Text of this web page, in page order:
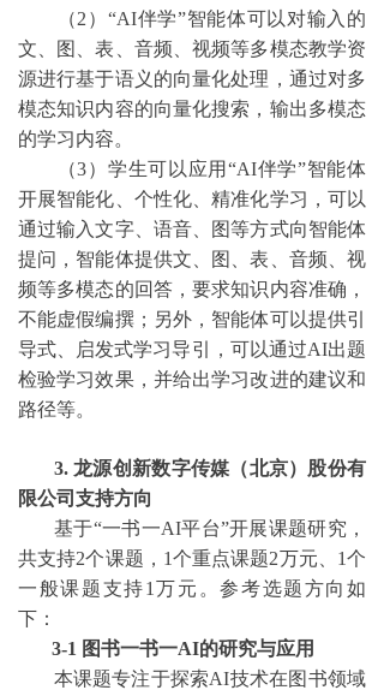
（2）“AI伴学”智能体可以对输入的
文、图、表、音频、视频等多模态教学资
源进行基于语义的向量化处理，通过对多
模态知识内容的向量化搜索，输出多模态
的学习内容。
（3）学生可以应用“AI伴学”智能体
开展智能化、个性化、精准化学习，可以
通过输入文字、语音、图等方式向智能体
提问，智能体提供文、图、表、音频、视
频等多模态的回答，要求知识内容准确，
不能虚假编撰；另外，智能体可以提供引
导式、启发式学习导引，可以通过AI出题
检验学习效果，并给出学习改进的建议和
路径等。
3. 龙源创新数字传媒（北京）股份有
限公司支持方向
基于“一书一AI平台”开展课题研究，
共支持2个课题，1个重点课题2万元、1个
一般课题支持1万元。参考选题方向如
下：
3-1 图书一书一AI的研究与应用
本课题专注于探索AI技术在图书领域